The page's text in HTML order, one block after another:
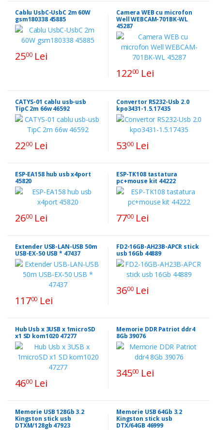
Cablu UsbC-UsbC 2m 60W
gsm180338 45885
2500Lei
Camera WEB cu microfon
Well WEBCAM-701BK-WL
45287
12200 Lei
CATYS-01 cablu usb-usb
TipC 2m 66w 46592
2200Lei
Convertor RS232-Usb 2.0
kpo3431-1.5.17435
5300Lei
ESP-EA158 hub usb x4port
45820
2600Lei
ESP-TK108 tastatura
pc+mouse kit 44222
7700Lei
Extender USB-LAN-USB 50m
USB-EX-50 USB * 47437
11700 Lei
FD2-16GB-AH23B-APCR stick
usb 16Gb 44889
3600Lei
Hub Usb x 3USB x 1microSD
x1 SD kom1020 47277
4600Lei
Memorie DDR Patriot ddr4
8Gb 39076
34500 Lei
Memorie USB 128Gb 3.2
Kingston stick usb
DTXM/128gb 47923
Memorie USB 64Gb 3.2
Kingston stick usb
DTX/64GB 46999